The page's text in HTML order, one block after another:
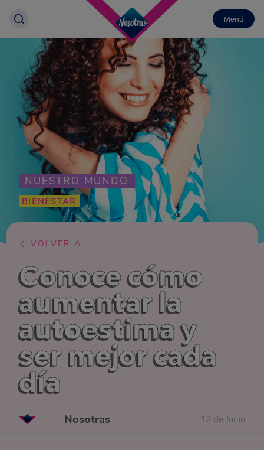
Menú
NUESTRO MUNDO
BIENESTAR
VOLVER A
Conoce cómo
aumentar la
autoestima y
ser mejor cada
día
Nosotras 12 de Junio